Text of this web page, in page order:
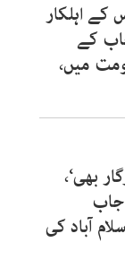
کے اہلکار
کے
میں،
بھی‘،
آباد کی